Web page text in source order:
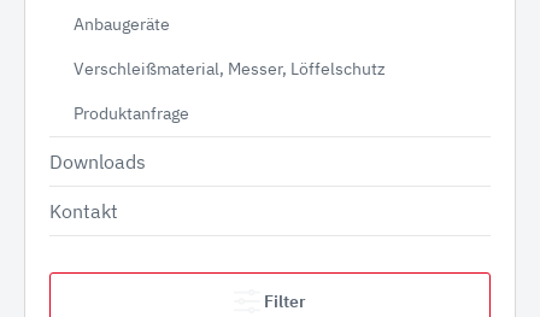
Anbaugeräte
Verschleißmaterial, Messer, Löffelschutz
Produktanfrage
Downloads
Kontakt
Filter